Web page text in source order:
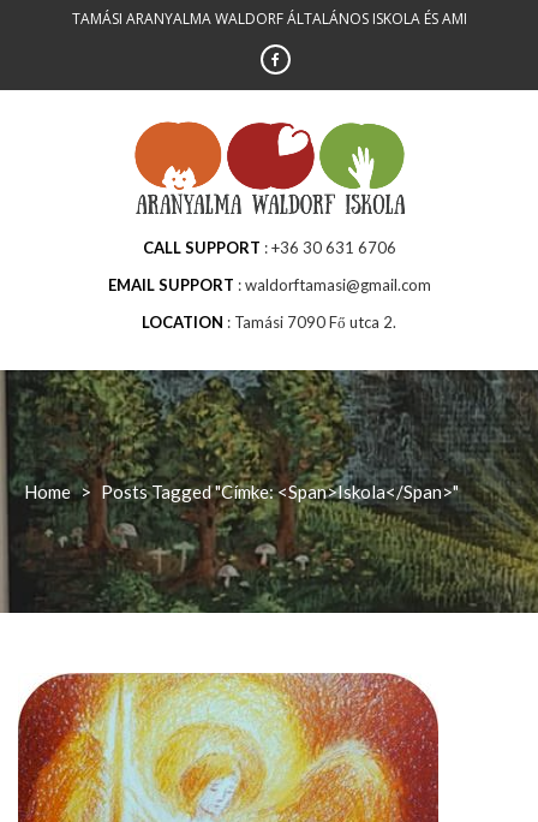
TAMÁSI ARANYALMA WALDORF ÁLTALÁNOS ISKOLA ÉS AMI
CALL SUPPORT
+36 30 631 6706
EMAIL SUPPORT
waldorftamasi@gmail.com
LOCATION
Tamási 7090 Fő utca 2.
Home > Posts Tagged "Címke: <span>iskola</span>"